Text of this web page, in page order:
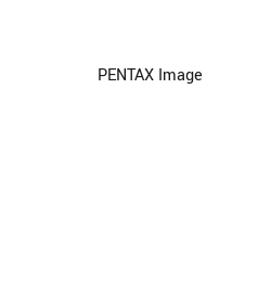
PENTAX Image